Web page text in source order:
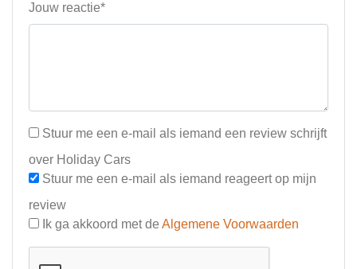
Jouw reactie*
Stuur me een e-mail als iemand een review schrijft
over Holiday Cars
Stuur me een e-mail als iemand reageert op mijn
review
Ik ga akkoord met de Algemene Voorwaarden